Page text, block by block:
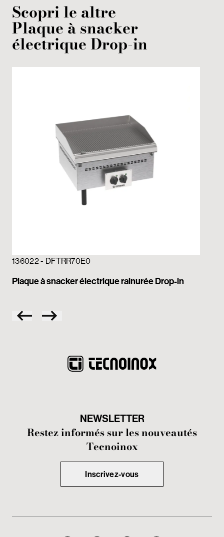
Scopri le altre
Plaque à snacker
électriqueDrop-in
136022 - DFTRR70E0
Plaque à snacker électrique rainurée Drop-in
NEWSLETTER
Restez informés sur les nouveautés
Tecnoinox
Inscrivez-vous